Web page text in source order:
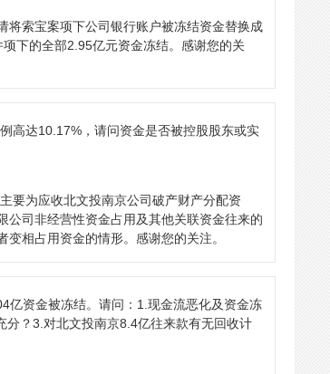
将索宝案项下公司银行账户被冻结资金替换成
下的全部2.95亿元资金冻结。感谢您的关
高达10.17%，请问资金是否被控股股东或实
要为应收北文投南京公司破产财产分配资
公司非经营性资金占用及其他关联资金往来的
相占用资金的情形。感谢您的关注。
亿资金被冻结。请问：1.现金流恶化及资金冻
？3.对北文投南京8.4亿往来款有无回收计